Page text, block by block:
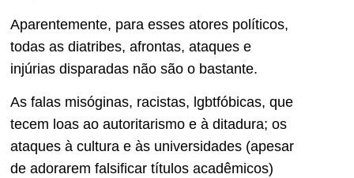
Aparentemente, para esses atores políticos,
todas as diatribes, afrontas, ataques e
injúrias disparadas não são o bastante.
As falas misóginas, racistas, lgbtfóbicas, que
tecem loas ao autoritarismo e à ditadura; os
ataques à cultura e às universidades (apesar
de adorarem falsificar títulos acadêmicos)